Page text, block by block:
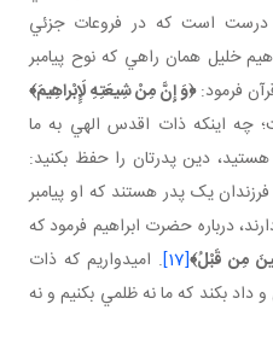
درست است که در فروعات جزئي
خليل همان راهي که نوح پيامبر
فرمود:﴿وَ إِنَّ مِنْ شِيعَتِهِ لَإِبْراهِيمَ﴾
چه اينکه ذات اقدس الهي به ما
هستيد، دين پدرتان را حفظ بکنيد:
يک پدر هستند که او پيامبر
درباره حضرت ابراهيم فرمود که
مِن قَبْلُ﴾[17]
. اميدواريم که ذات
بکند که ما نه ظلمي بکنيم و نه